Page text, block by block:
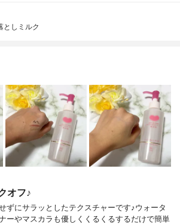
としミルク
オフ♪
ずにサラッとしたテクスチャーです♪ウォータ
ーやマスカラも優しくくるくるするだけで簡単